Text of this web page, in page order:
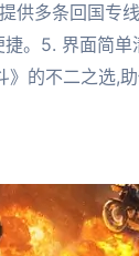
供多条回国专
。5. 界面简
的不二之选,